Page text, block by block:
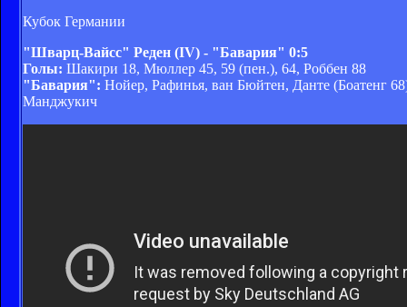
Кубок Германии
"Шварц-Вайсс" Реден (IV) - "Бавария" 0:5
Голы: Шакири 18, Мюллер 45, 59 (пен.), 64, Роббен 88
"Бавария": Нойер, Рафинья, ван Бюйтен, Данте (Боатенг
Манджукич